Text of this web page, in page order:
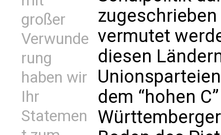
großer
Verwunde
rung
haben wir
Ihr
Statemen
vermutet
diesen
dem “hohen